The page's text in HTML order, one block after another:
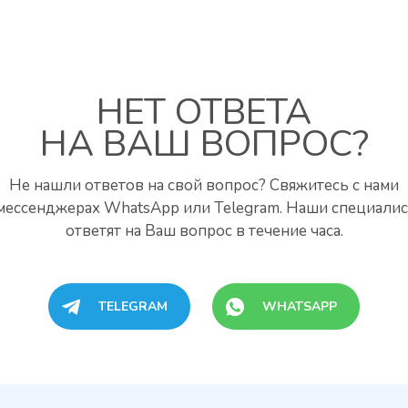
НЕТ ОТВЕТА
НА ВАШ ВОПРОС?
Не нашли ответов на свой вопрос? Свяжитесь с нами
WhatsApp или Telegram. Наши
ответят на Ваш вопрос в течение часа.
TELEGRAM WHATSAPP